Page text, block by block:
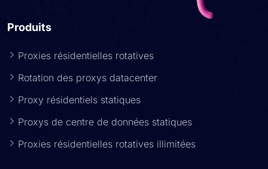
Produits
Proxies résidentielles rotatives
Rotation des proxys datacenter
Proxy résidentiels statiques
Proxys de centre de données statiques
Proxies résidentielles rotatives illimitées